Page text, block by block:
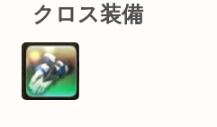
クロス装備